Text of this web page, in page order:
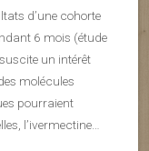
d’une cohorte
6 mois (étude
un intérêt
molécules
pourraient
l’ivermectine…